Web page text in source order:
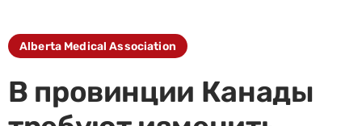
Alberta Medical Association
В провинции Канады